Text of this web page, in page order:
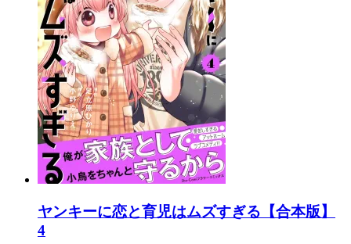
ヤンキーに恋と育児はムズすぎる【合本版】
4